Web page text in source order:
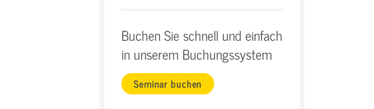
Buchen Sie schnell und einfach
in unserem Buchungssystem
Seminar buchen